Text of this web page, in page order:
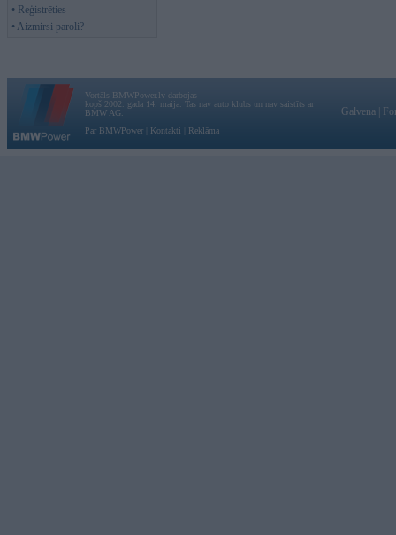
• Reģistrēties
• Aizmirsi paroli?
Vortāls BMWPower.lv darbojas
kopš 2002. gada 14. maija. Tas nav auto klubs un nav saistīts ar
BMW AG.
Par BMWPower
Kontakti Reklāma
Galvena